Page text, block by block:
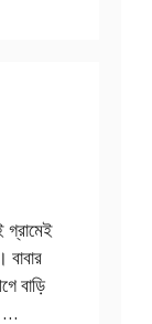
গ্রামেই
বাড়ি
…